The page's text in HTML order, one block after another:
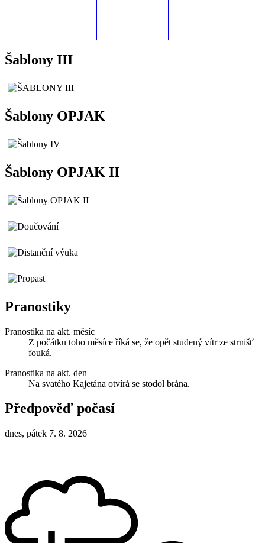
Šablony III
Šablony OPJAK
Šablony OPJAK II
Pranostiky
Pranostika na akt. měsíc
Z počátku toho měsíce říká se, že opět studený vítr ze strnišť
fouká.
Pranostika na akt. den
Na svatého Kajetána otvírá se stodol brána.
Předpověď počasí
dnes, pátek 7. 8. 2026